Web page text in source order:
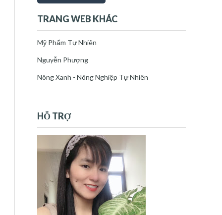
TRANG WEB KHÁC
Mỹ Phẩm Tự Nhiên
Nguyễn Phượng
Nông Xanh - Nông Nghiệp Tự Nhiên
HỖ TRỢ